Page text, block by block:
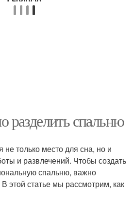
разделить спальню
только место для сна, но и
и развлечений. Чтобы создать
спальню, важно
этой статье мы рассмотрим, как